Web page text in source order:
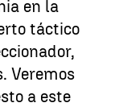
en la
táctico
Veremos
a este